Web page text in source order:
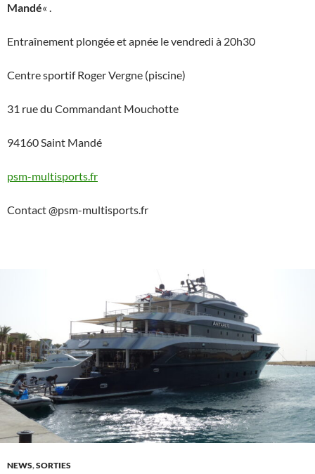
Mandé« .
Entraînement plongée et apnée le vendredi à 20h30
Centre sportif Roger Vergne (piscine)
31 rue du Commandant Mouchotte
94160 Saint Mandé
psm-multisports.fr
Contact @psm-multisports.fr
NEWS,SORTIES